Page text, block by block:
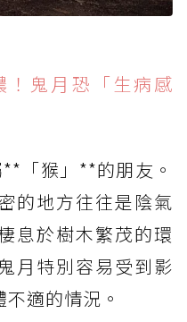
！鬼月恐「生病感
「猴」**的朋友。
的地方往往是陰氣
息於樹木繁茂的環
月特別容易受到影
適的情況。